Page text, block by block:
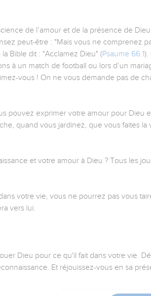
de l’amour et de la présence de
peut-être : "Mais vous ne comprenez
Bible dit : "Acclamez Dieu" (Psaume 66.1).
à un match de football ou lors d’un
vous ! On ne vous demande pas de
pouvez exprimer votre amour pour Dieu
quand vous jardinez, que vous faites la
et votre amour à Dieu ? Tous les
votre vie, vous ne pourrez pas vous
vers lui.
Dieu pour ce qu'il fait dans votre vie.
Et réjouissez-vous en sa